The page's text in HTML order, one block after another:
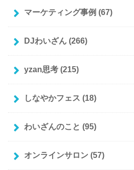
マーケティング事例 (67)
DJわいざん (266)
yzan思考 (215)
しなやかフェス (18)
わいざんのこと (95)
オンラインサロン (57)